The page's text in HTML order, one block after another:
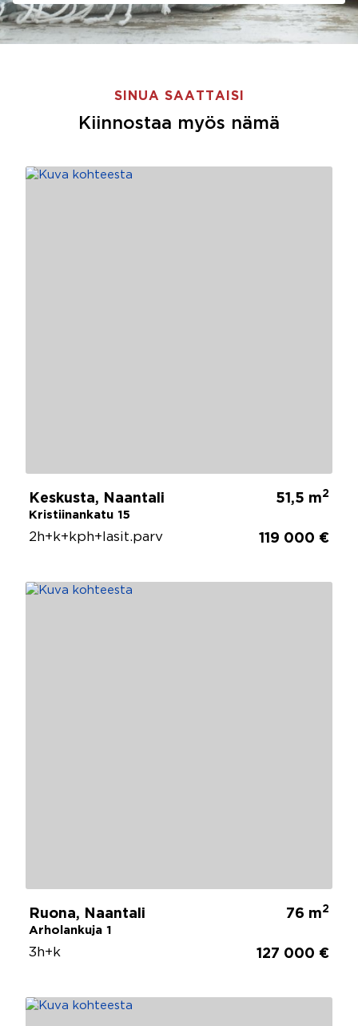
SINUA SAATTAISI
Kiinnostaa myös nämä
Keskusta, Naantali
Kristiinankatu 15
51,5 m2
2h+k+kph+lasit.parv 119 000 €
Ruona, Naantali
Arholankuja 1
76 m2
3h+k 127 000 €